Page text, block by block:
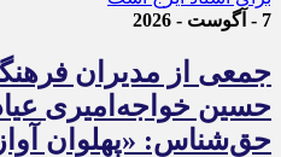
7 - آگوست - 2026
جمعی از مدیران
حسین خواجه‌امیری
حق‌شناس: «پهلوان